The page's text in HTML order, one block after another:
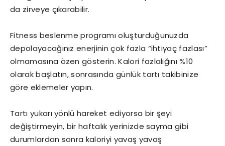
da zirveye çıkarabilir.
Fitness beslenme programı oluşturduğunuzda
depolayacağınız enerjinin çok fazla “ihtiyaç fazlası”
olmamasına özen gösterin. Kalori fazlalığını %10
olarak başlatın, sonrasında günlük tartı takibinize
göre eklemeler yapın.
Tartı yukarı yönlü hareket ediyorsa bir şeyi
değiştirmeyin, bir haftalık yerinizde sayma gibi
durumlardan sonra kaloriyi yavaş yavaş